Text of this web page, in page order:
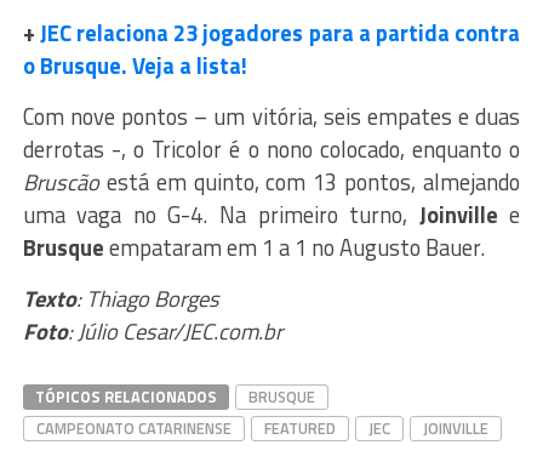
+JEC relaciona 23 jogadores para a partida contra
o Brusque. Veja a lista!
Com nove pontos – um vitória, seis empates e duas
derrotas -, o Tricolor é o nono colocado, enquanto o
Bruscãoestá em quinto, com 13 pontos, almejando
uma vaga no G-4. Na primeiro turno, Joinville e
Brusqueempataram em 1 a 1 no Augusto Bauer.
Texto: Thiago Borges
Foto: Júlio Cesar/JEC.com.br
TÓPICOS RELACIONADOS
BRUSQUE
CAMPEONATO CATARINENSE
FEATURED JEC JOINVILLE